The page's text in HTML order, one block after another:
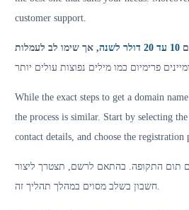
customer support.
10 עד 20 דולר לשנה
, אך שימו לב לעמלות
While the exact steps to get a domain
the process is similar. Start by selecting
contact details, and choose the registration
תום התקופה. בהתאם לרשם, תצטרך ליצור
חשבון בשלב מסוים במהלך תהליך זה.